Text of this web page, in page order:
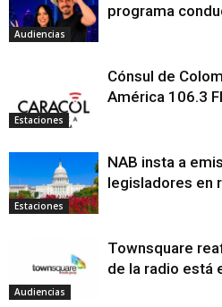
Audiencias
programa
Estaciones
Cónsul de
América 106.3
Estaciones
NAB insta a
legisladores en
Audiencias
Townsquare
de la radio está